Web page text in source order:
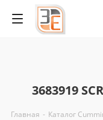
3683919
Главная - Каталог